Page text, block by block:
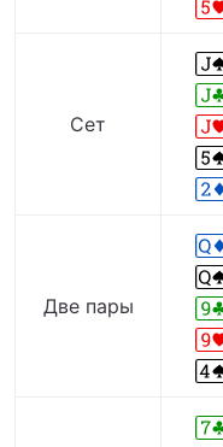
Сет
Две пары